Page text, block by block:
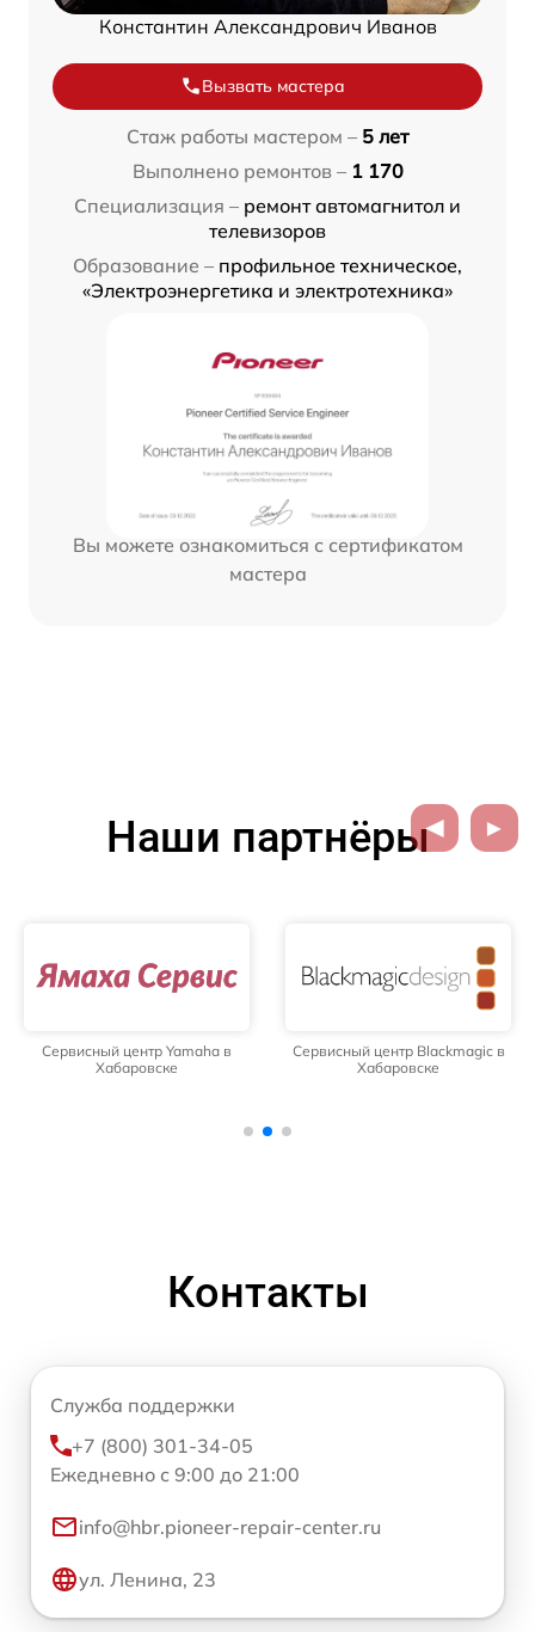
Константин Александрович Иванов
Вызвать мастера
Стаж работы мастером – 5 лет
Выполнено ремонтов – 1 170
Специализация – ремонт автомагнитол и
телевизоров
Образование – профильное техническое,
«Электроэнергетика и электротехника»
Вы можете ознакомиться с сертификатом
мастера
Наши партнёры
Сервисный центр Yamaha в
Хабаровске
Сервисный центр Blackmagic в
Хабаровске
Контакты
Служба поддержки
+7 (800) 301-34-05
Ежедневно с 9:00 до 21:00
info@hbr.pioneer-repair-center.ru
ул. Ленина, 23